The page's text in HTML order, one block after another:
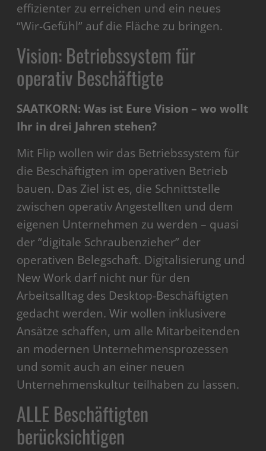
effizienter zu erreichen und ein neues
“Wir-Gefühl” auf die Fläche zu bringen.
Vision: Betriebssystem für
operativ Beschäftigte
SAATKORN: Was ist Eure Vision – wo wollt
Ihr in drei Jahren stehen?
Mit Flip wollen wir das Betriebssystem für
die Beschäftigten im operativen Betrieb
bauen. Das Ziel ist es, die Schnittstelle
zwischen operativ Angestellten und dem
eigenen Unternehmen zu werden – quasi
der “digitale Schraubenzieher” der
operativen Belegschaft. Digitalisierung und
New Work darf nicht nur für den
Arbeitsalltag des Desktop-Beschäftigten
gedacht werden. Wir wollen inklusivere
Ansätze schaffen, um alle Mitarbeitenden
an modernen Unternehmensprozessen
und somit auch an einer neuen
Unternehmenskultur teilhaben zu lassen.
ALLE Beschäftigten
berücksichtigen